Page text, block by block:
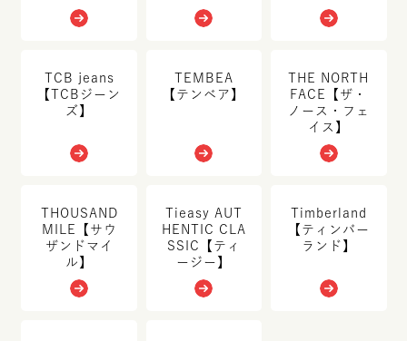
TCB jeans
【TCBジーン
ズ】
TEMBEA
【テンベア】
THE NORTH
FACE【ザ・
ノース・フェ
イス】
THOUSAND
MILE【サウ
ザンドマイ
ル】
Tieasy AUT
HENTIC CLA
SSIC【ティ
ージー】
Timberland
【ティンバー
ランド】